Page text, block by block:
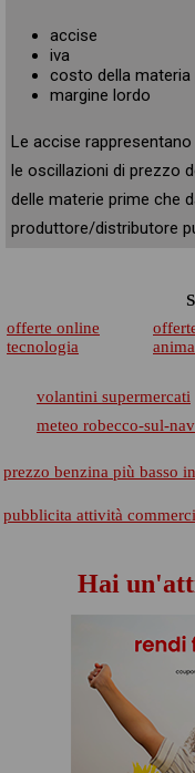
accise
iva
costo della materia
margine lordo
Le accise
le oscillazioni di prezzo
delle materie prime che
produttore/distributore
offerte online
tecnologia
volantini supermercati
meteo robecco-sul-
prezzo benzina più basso
pubblicita attività
Hai